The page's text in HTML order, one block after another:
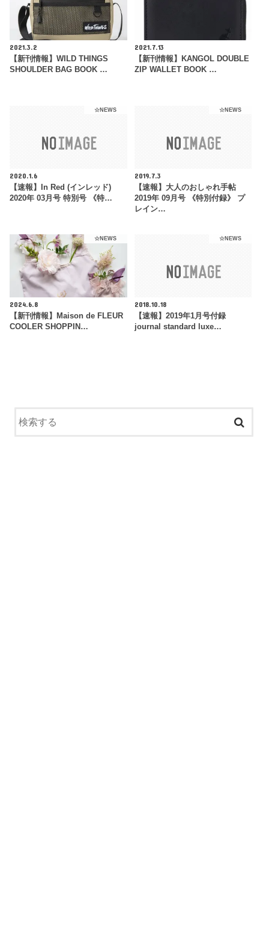
2021.3.2
【新刊情報】WILD THINGS
SHOULDER BAG BOOK …
2021.7.13
【新刊情報】KANGOL DOUBLE
ZIP WALLET BOOK …
☆NEWS
2020.1.6
【速報】In Red (インレッド)
2020年 03月号 特別号 《特…
☆NEWS
2019.7.3
【速報】大人のおしゃれ手帖
2019年 09月号 《特別付録》 プ
レイン…
☆NEWS
2024.6.8
【新刊情報】Maison de FLEUR
COOLER SHOPPIN…
☆NEWS
2018.10.18
【速報】2019年1月号付録
journal standard luxe…